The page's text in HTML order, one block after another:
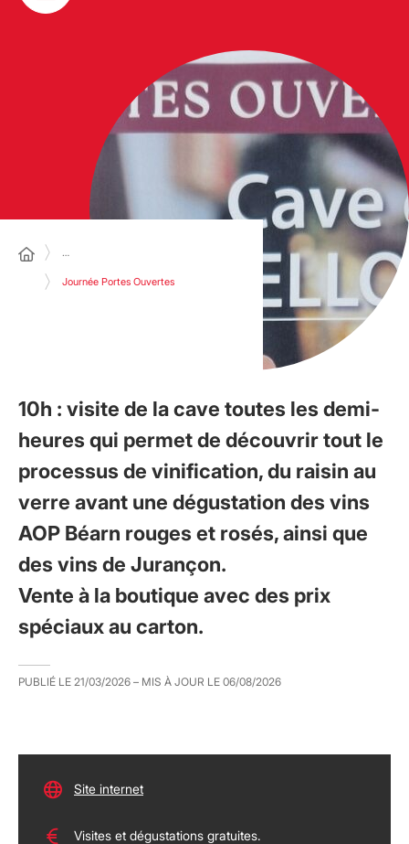
…
Journée Portes Ouvertes
10h : visite de la cave toutes les demi-
heures qui permet de découvrir tout le
processus de vinification, du raisin au
verre avant une dégustation des vins
AOP Béarn rouges et rosés, ainsi que
des vins de Jurançon.
Vente à la boutique avec des prix
spéciaux au carton.
PUBLIÉ LE 21/03/2026 – MIS À JOUR LE 06/08/2026
Site internet
Visites et dégustations gratuites.